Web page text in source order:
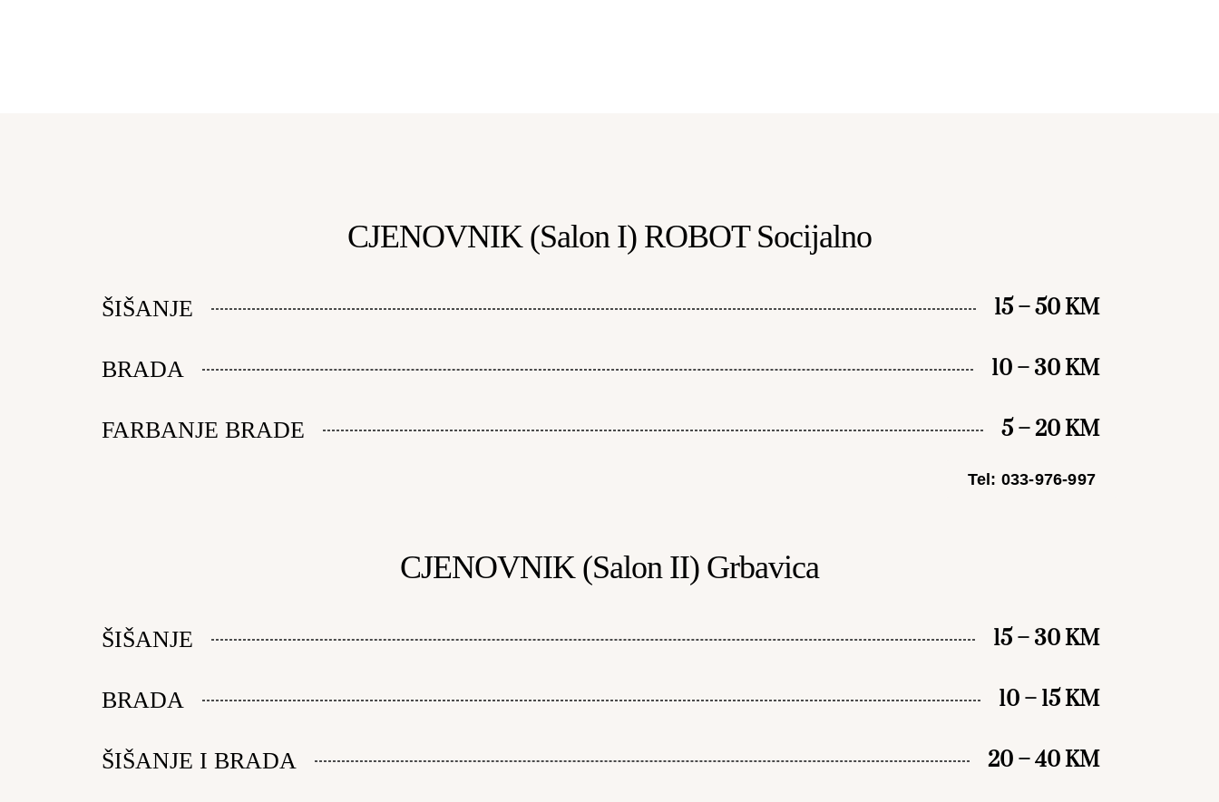
CJENOVNIK (Salon I) ROBOT Socijalno
ŠIŠANJE 15 – 50 KM
BRADA 10 – 30 KM
FARBANJE BRADE 5 – 20 KM
Tel: 033-976-997
CJENOVNIK (Salon II) Grbavica
ŠIŠANJE 15 – 30 KM
BRADA 10 – 15 KM
ŠIŠANJE I BRADA 20 – 40 KM